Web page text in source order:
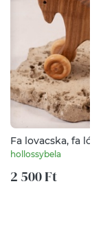
Fa lovacska, fa ló
hollossybela
2 500 Ft